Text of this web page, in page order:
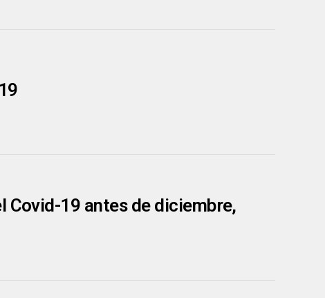
Covid-19 antes de diciembre,